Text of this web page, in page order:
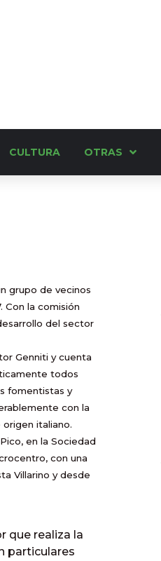
CULTURA OTRAS
grupo de vecinos
Con la comisión
del sector
Genniti y cuenta
todos
fomentistas y
con la
italiano.
en la Sociedad
con una
Villarino y desde
que realiza la
particulares